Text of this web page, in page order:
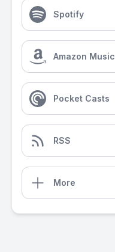
Spotify
Amazon Music
Pocket Casts
RSS
More